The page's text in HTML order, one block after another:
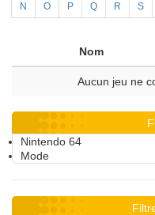
N O P Q R S
Nom
Aucun jeu ne
Nintendo 64
Mode